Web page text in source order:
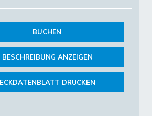
BUCHEN
BESCHREIBUNG ANZEIGEN
ECKDATENBLATT DRUCKEN